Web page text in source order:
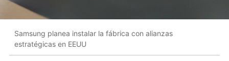
Samsung planea instalar la fábrica con alianzas
estratégicas en EEUU